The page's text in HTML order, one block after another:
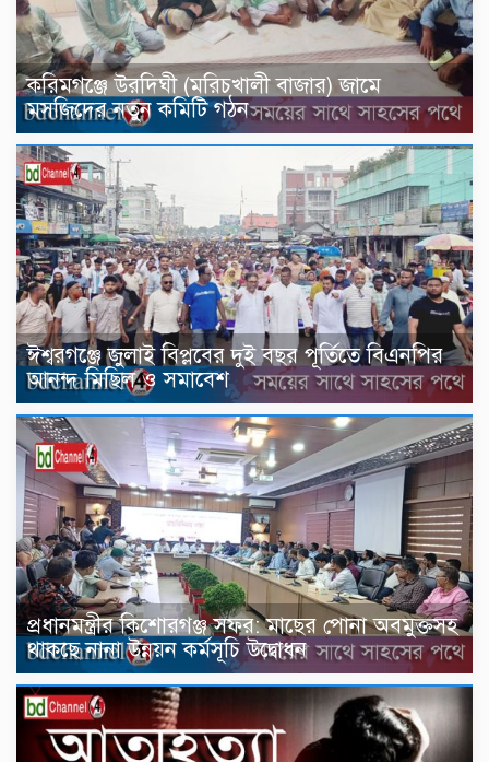
করিমগঞ্জে উরদিঘী (মরিচখালী বাজার) জামে
মসজিদের নতুন কমিটি গঠন
ঈশ্বরগঞ্জে জুলাই বিপ্লবের দুই বছর পূর্তিতে বিএনপির
আনন্দ মিছিল ও সমাবেশ
প্রধানমন্ত্রীর কিশোরগঞ্জ সফর: মাছের পোনা অবমুক্তসহ
থাকছে নানা উন্নয়ন কর্মসূচি উদ্বোধন